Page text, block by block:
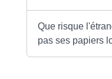
Que risque
pas ses papiers